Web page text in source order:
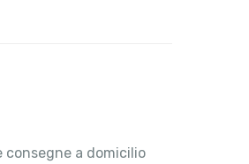
a domicilio